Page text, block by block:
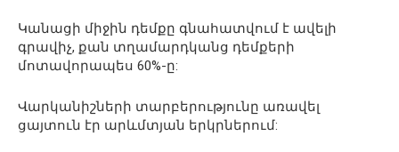
Կանացի միջին դեմքը գնահատվում է ավելի
գրավիչ, քան տղամարդկանց դեմքերի
մոտավորապես 60%-ը:
Վարկանիշների տարբերությունը առավել
ցայտուն էր արևմտյան երկրներում: